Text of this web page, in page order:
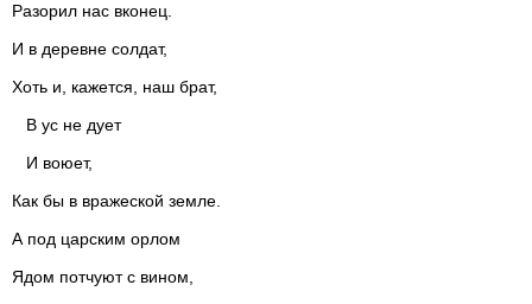
Разорил нас вконец.
И в деревне солдат,
Хоть и, кажется, наш брат,
В ус не дует
И воюет,
Как бы в вражеской земле.
А под царским орлом
Ядом потчуют с вином,